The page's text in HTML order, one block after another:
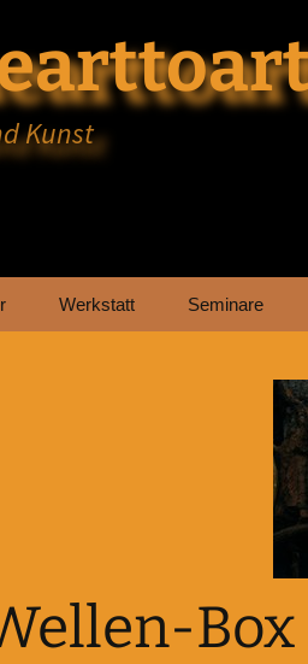
Kunst
Werkstatt Seminare
Box